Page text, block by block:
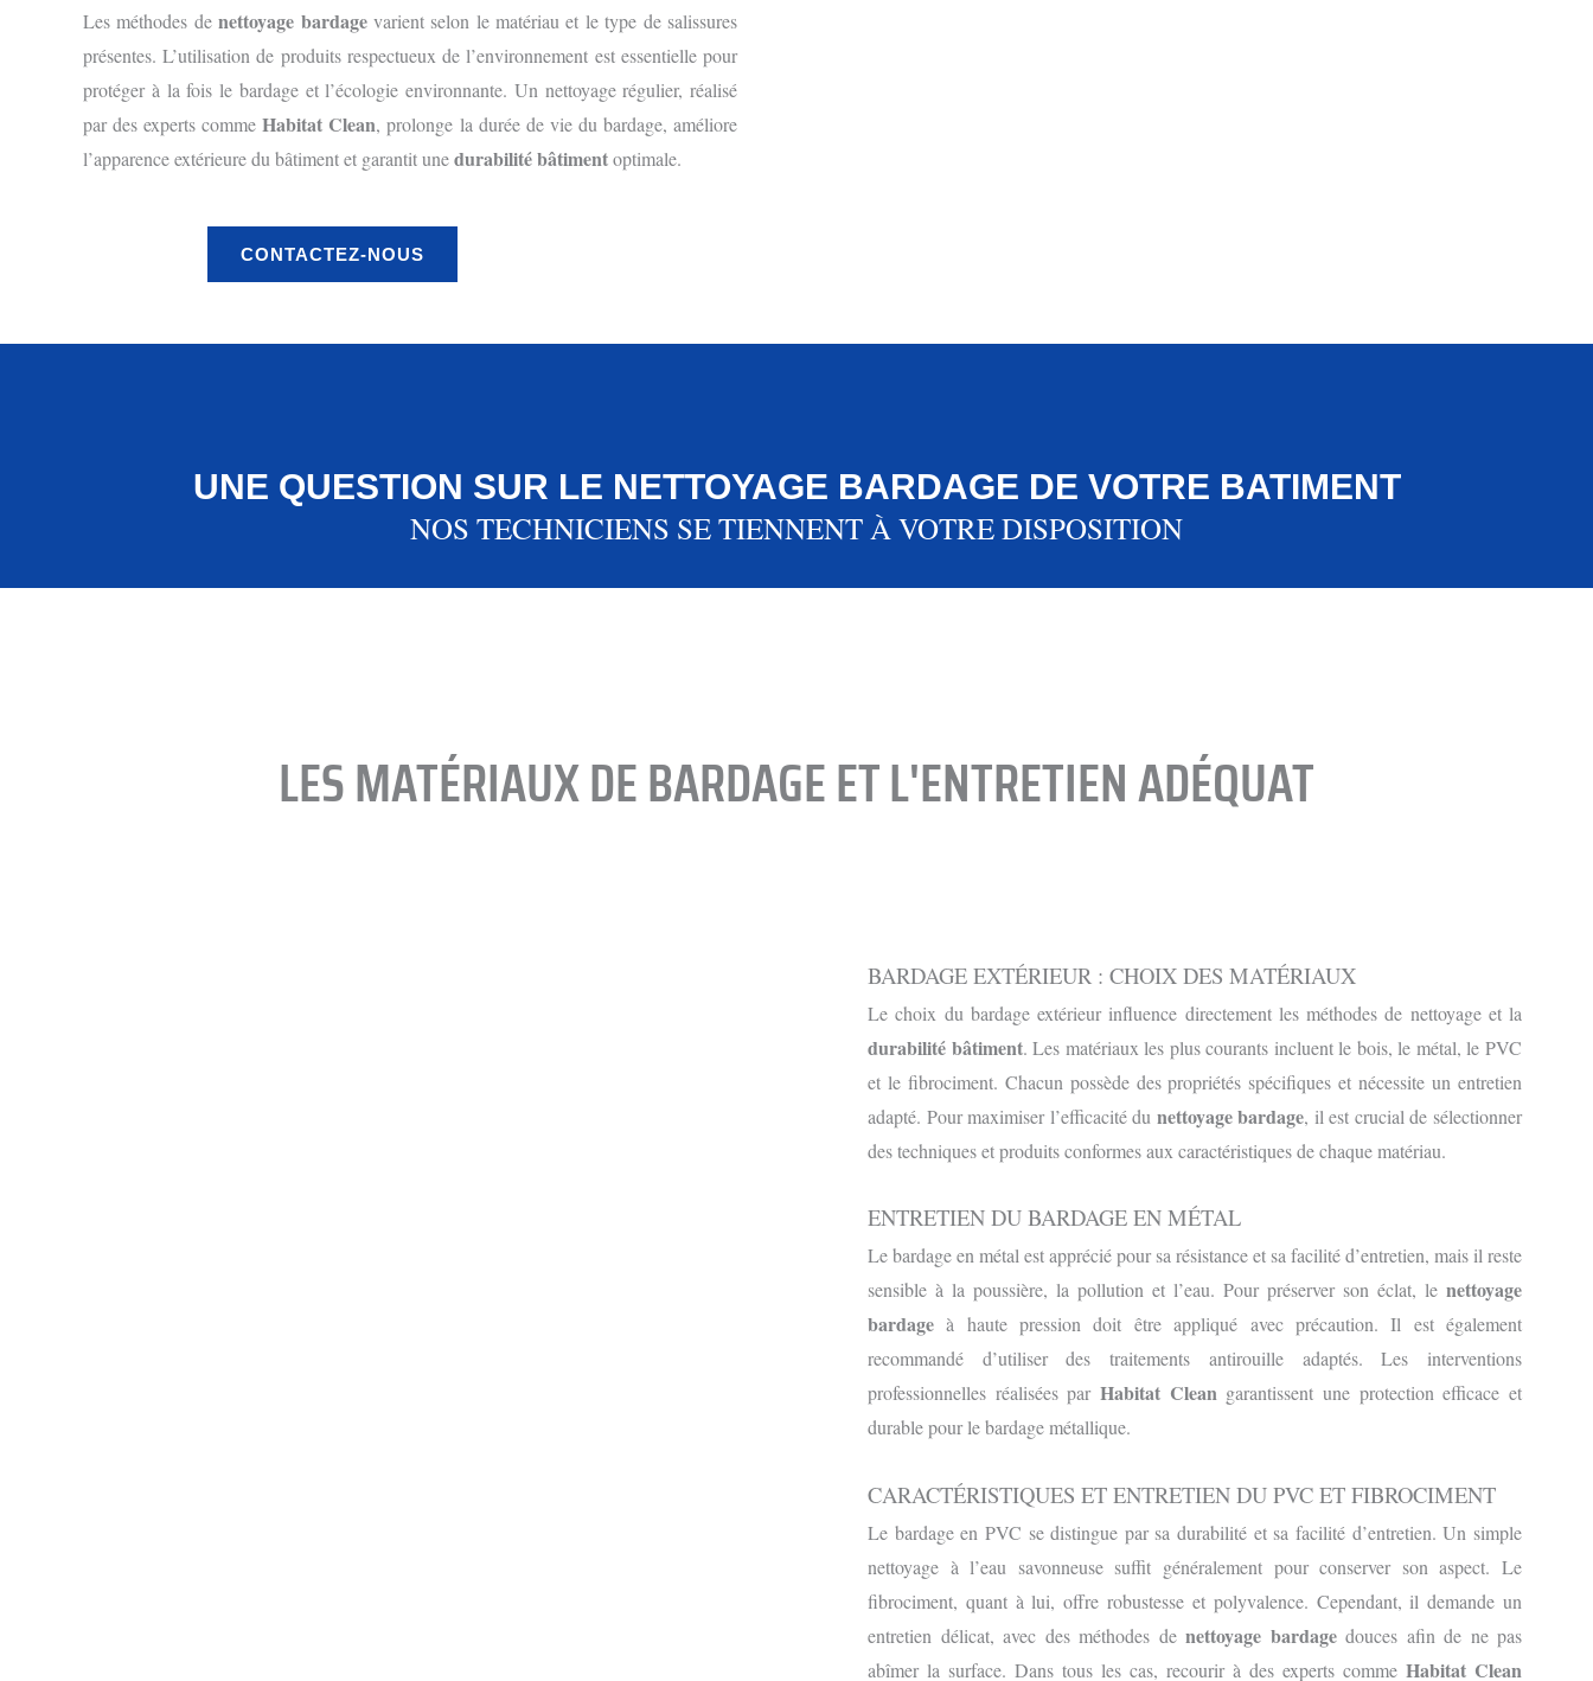
Les méthodes denettoyage bardagevarient selon le matériau et le type de salissures
présentes. L’utilisation de produits respectueux de l’environnement est essentielle pour
protéger à la fois le bardage et l’écologie environnante. Un nettoyage régulier, réalisé
par des experts commeHabitat Clean, prolonge la durée de vie du bardage, améliore
l’apparence extérieure du bâtiment et garantit unedurabilité bâtimentoptimale.
CONTACTEZ-NOUS
UNE QUESTION SUR LE NETTOYAGE BARDAGE DE VOTRE BATIMENT
NOS TECHNICIENS SE TIENNENT À VOTRE DISPOSITION
LES MATÉRIAUX DE BARDAGE ET L'ENTRETIEN ADÉQUAT
BARDAGE EXTÉRIEUR : CHOIX DES MATÉRIAUX
Le choix du bardage extérieur influence directement les méthodes de nettoyage et la
durabilité bâtiment. Les matériaux les plus courants incluent le bois, le métal, le PVC
et le fibrociment. Chacun possède des propriétés spécifiques et nécessite un entretien
adapté. Pour maximiser l’efficacité du nettoyage bardage, il est crucial de sélectionner
des techniques et produits conformes aux caractéristiques de chaque matériau.
ENTRETIEN DU BARDAGE EN MÉTAL
Le bardage en métal est apprécié pour sa résistance et sa facilité d’entretien, mais il reste
sensible à la poussière, la pollution et l’eau. Pour préserver son éclat, le nettoyage
bardage à haute pression doit être appliqué avec précaution. Il est également
recommandé d’utiliser des traitements antirouille adaptés. Les interventions
professionnelles réalisées par Habitat Cleangarantissent une protection efficace et
durable pour le bardage métallique.
CARACTÉRISTIQUES ET ENTRETIEN DU PVC ET FIBROCIMENT
Le bardage en PVC se distingue par sa durabilité et sa facilité d’entretien. Un simple
nettoyage à l’eau savonneuse suffit généralement pour conserver son aspect. Le
fibrociment, quant à lui, offre robustesse et polyvalence. Cependant, il demande un
entretien délicat, avec des méthodes de nettoyage bardagedouces afin de ne pas
abîmer la surface. Dans tous les cas, recourir à des experts comme Habitat Clean